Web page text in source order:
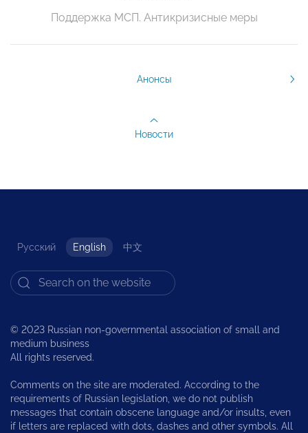
Поддержка МСП. Антикризисные меры
Анонсы
Новости
Русский English 中文
© 2023 Russian non-governmental association of small and
medium business
All rights reserved.
Comments on the site are moderated. According to the
requirements of Russian legislation, we do not publish
messages that contain obscene language and/or insults, even
if letters are replaced with dots, dashes and other symbols. All